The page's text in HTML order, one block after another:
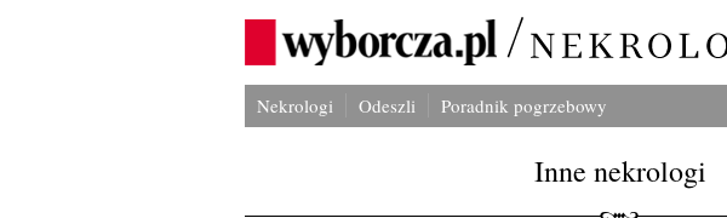
Nekrologi Odeszli Poradnik pogrzebowy
Inne nekrologi